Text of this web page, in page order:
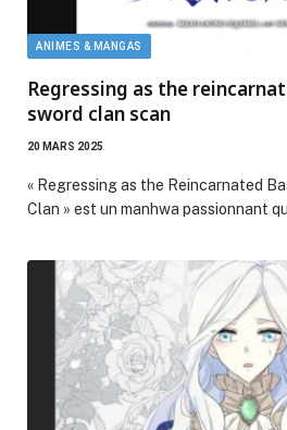
ANIMES & MANGAS
Regressing as the
sword clan scan
20 MARS 2025
« Regressing as the Reincarnated
Clan » est un manhwa passionnant